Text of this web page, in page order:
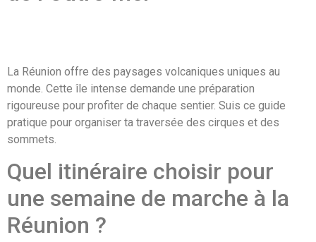
La Réunion offre des paysages volcaniques uniques au
monde. Cette île intense demande une préparation
rigoureuse pour profiter de chaque sentier. Suis ce guide
pratique pour organiser ta traversée des cirques et des
sommets.
Quel itinéraire choisir pour
une semaine de marche à la
Réunion ?